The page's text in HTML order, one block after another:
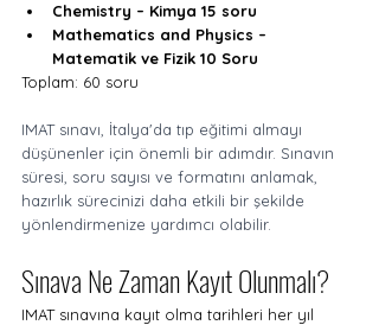
Chemistry – Kimya 15 soru
Mathematics and Physics –
Matematik ve Fizik 10 Soru
Toplam: 60 soru
IMAT sınavı, İtalya'da tıp eğitimi almayı
düşünenler için önemli bir adımdır. Sınavın
süresi, soru sayısı ve formatını anlamak,
hazırlık sürecinizi daha etkili bir şekilde
yönlendirmenize yardımcı olabilir.
Sınava Ne Zaman Kayıt Olunmalı?
IMAT sınavına kayıt olma tarihleri her yıl